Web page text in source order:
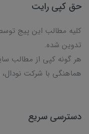
حق کپی رایت
کلیه مطالب این پیج
تدوین شده.
هر گونه کپی از مطالب
هماهنگی با شرکت
دسترسی سریع